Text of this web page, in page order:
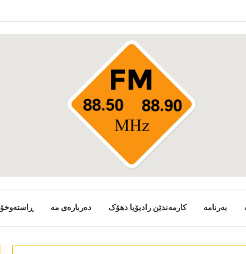
گوندێن سەر ب ئێدارا زاخو ڤە دشین سەرەدانا گوندیێن خو بکەن
بەرنامە کارمەندێن رادیۆیا دھۆک دەربارەی مە ڕاستەوخۆ